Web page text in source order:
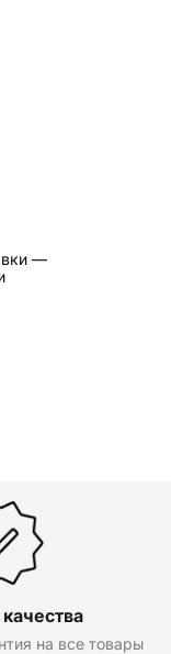
—
на все товары